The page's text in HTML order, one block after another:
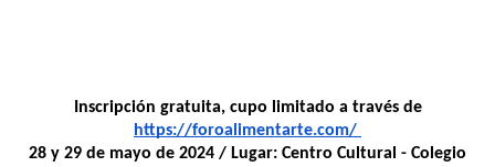
Inscripción gratuita, cupo limitado a través de
https://foroalimentarte.com/
28 y 29 de mayo de 2024 / Lugar: Centro Cultural - Colegio